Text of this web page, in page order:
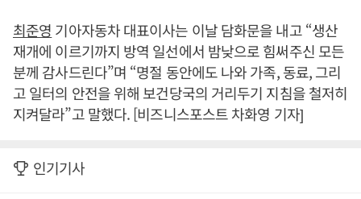
최준영 기아자동차 대표이사는 이날 담화문을 내고 “생산
재개에 이르기까지 방역 일선에서 밤낮으로 힘써주신 모든
분께 감사드린다”며 “명절 동안에도 나와 가족, 동료, 그리
고 일터의 안전을 위해 보건당국의 거리두기 지침을 철저히
지켜달라”고 말했다. [비즈니스포스트 차화영 기자]
인기기사